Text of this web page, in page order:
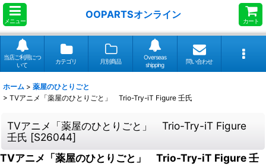
メニュー
OOPARTSオンライン
カート
当店ご利用につ
いて
カテゴリ 月別商品
Overseas
shipping
問い合わせ
ホーム > 薬屋のひとりごと
> TVアニメ「薬屋のひとりごと」 Trio-Try-iT Figure 壬氏
TVアニメ「薬屋のひとりごと」 Trio-Try-iT Figure
壬氏 [S26044]
TVアニメ「薬屋のひとりごと」 Trio-Try-iT Figure 壬